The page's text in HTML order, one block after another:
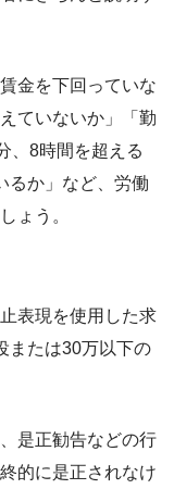
金を下回っていな
ていないか」「勤
、8時間を超える
るか」など、労働
ょう。
表現を使用した求
または30万以下の
是正勧告などの行
的に是正されなけ